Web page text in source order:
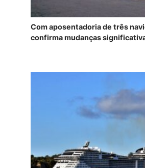
Com aposentadoria de três
confirma mudanças